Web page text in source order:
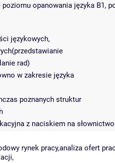
opanowania języka B1,
językowych,
rad)
w zakresie języka
poznanych struktur
z naciskiem na
rynek pracy,analiza ofert